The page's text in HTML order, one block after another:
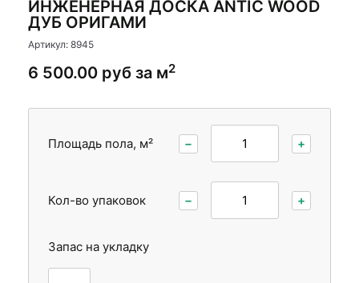
ИНЖЕНЕРНАЯ ДОСКА ANTIC WOOD
ДУБ ОРИГАМИ
Артикул: 8945
6 500.00 руб за м2
Площадь пола, м² − +
Кол-во упаковок − +
Запас на укладку
Стеновые панели
Межкомнатные двери
Стеновые панели
Межкомнатные двери